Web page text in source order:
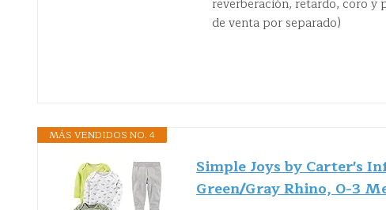
reverberación, retardo, coro y
de venta por separado)
MÁS VENDIDOS NO. 4
Simple Joys by Carter's
Green/Gray Rhino, 0-3